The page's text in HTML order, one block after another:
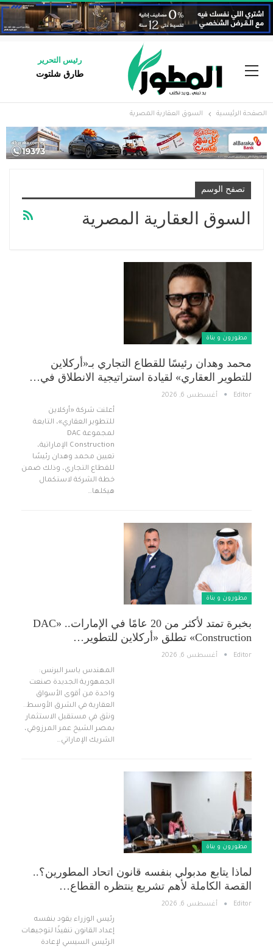
رئيس التحرير
طارق شلتوت
الصفحة الرئيسية السوق العقارية المصرية
تصفح الوسم
السوق العقارية المصرية
مطورون و بناة
محمد وهدان رئيسًا للقطاع التجاري بـ«أركلاين
للتطوير العقاري» لقيادة استراتيجية الانطلاق في…
Editor أغسطس 6, 2026
أعلنت شركة «أركلاين
للتطوير العقاري»، التابعة
لمجموعة DAC
Construction الإماراتية،
تعيين محمد وهدان رئيسًا
للقطاع التجاري، وذلك ضمن
خطة الشركة لاستكمال
هيكلها…
مطورون و بناة
بخبرة تمتد لأكثر من 20 عامًا في الإمارات.. «DAC
Construction» تطلق «أركلاين للتطوير…
Editor أغسطس 6, 2026
المهندس ياسر البرنس:
الجمهورية الجديدة صنعت
واحدة من أقوى الأسواق
العقارية في الشرق الأوسط..
ونثق في مستقبل الاستثمار
بمصر الشيخ عمر المرزوقي،
الشريك الإماراتي…
مطورون و بناة
لماذا يتابع مدبولي بنفسه قانون اتحاد المطورين؟..
القصة الكاملة لأهم تشريع ينتظره القطاع…
Editor أغسطس 6, 2026
رئيس الوزراء يقود بنفسه
إعداد القانون تنفيذًا لتوجيهات
الرئيس السيسي لإعادة